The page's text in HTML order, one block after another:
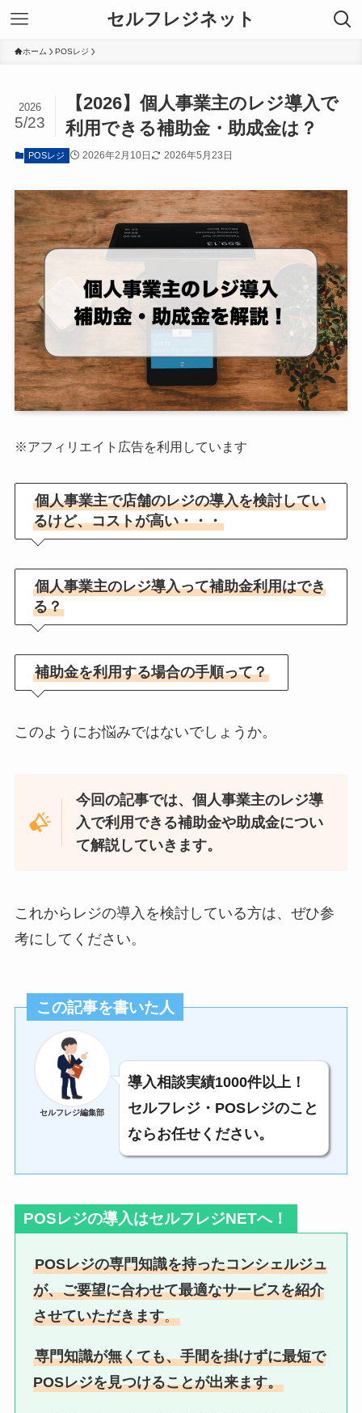
セルフレジネット
ホーム POSレジ
【2026】個人事業主のレジ導入で
利用できる補助金・助成金は？
2026
5/23
POSレジ 2026年2月10日 2026年5月23日
※アフィリエイト広告を利用しています
個人事業主で店舗のレジの導入を検討してい
るけど、コストが高い・・・
個人事業主のレジ導入って補助金利用はでき
る？
補助金を利用する場合の手順って？
このようにお悩みではないでしょうか。
今回の記事では、個人事業主のレジ導
入で利用できる補助金や助成金につい
て解説していきます。
これからレジの導入を検討している方は、ぜひ参
考にしてください。
この記事を書いた人
セルフレジ編集部
導入相談実績1000件以上！
セルフレジ・POSレジのこと
ならお任せください。
POSレジの導入はセルフレジNETへ！
POSレジの専門知識を持ったコンシェルジュ
が、ご要望に合わせて最適なサービスを紹介
させていただきます。
専門知識が無くても、手間を掛けずに最短で
POSレジを見つけることが出来ます。